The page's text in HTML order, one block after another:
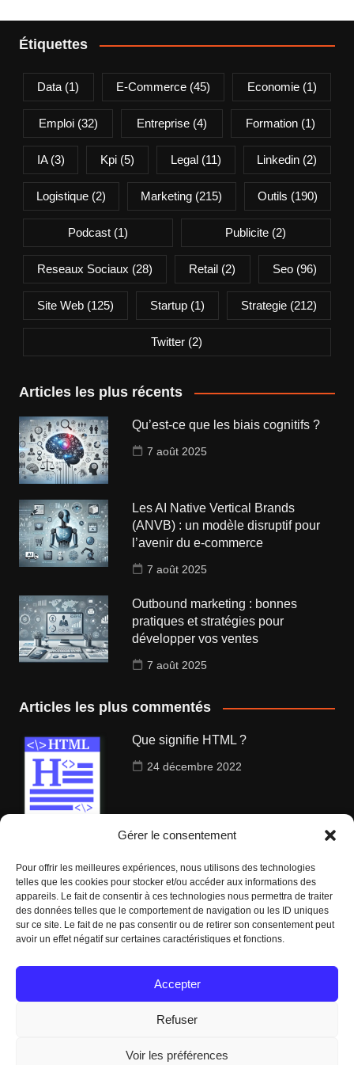
Gérer le consentement
Pour offrir les meilleures expériences, nous utilisons des technologies
telles que les cookies pour stocker et/ou accéder aux informations des
appareils. Le fait de consentir à ces technologies nous permettra de traiter
des données telles que le comportement de navigation ou les ID uniques
sur ce site. Le fait de ne pas consentir ou de retirer son consentement peut
avoir un effet négatif sur certaines caractéristiques et fonctions.
Accepter
Refuser
Voir les préférences
Étiquettes
Data (1) E-Commerce(45) Economie(1)
Emploi(32) Entreprise(4) Formation (1)
IA(3) Kpi (5) Legal(11) Linkedin (2)
Logistique (2) Marketing (215) Outils (190)
Podcast(1) Publicite (2)
Reseaux Sociaux (28) Retail (2) Seo(96)
Site Web(125) Startup (1) Strategie (212)
Twitter (2)
Articles les plus récents
Qu’est-ce que les biais cognitifs ?
7 août 2025
Les AI Native Vertical Brands
(ANVB) : un modèle disruptif pour
l’avenir du e-commerce
7 août 2025
Outbound marketing : bonnes
pratiques et stratégies pour
développer vos ventes
7 août 2025
Articles les plus commentés
Que signifie HTML ?
24 décembre 2022
29 décembre 2022
Comment mettre en place une
22 décembre 2022
© Coach marketing par Etowline